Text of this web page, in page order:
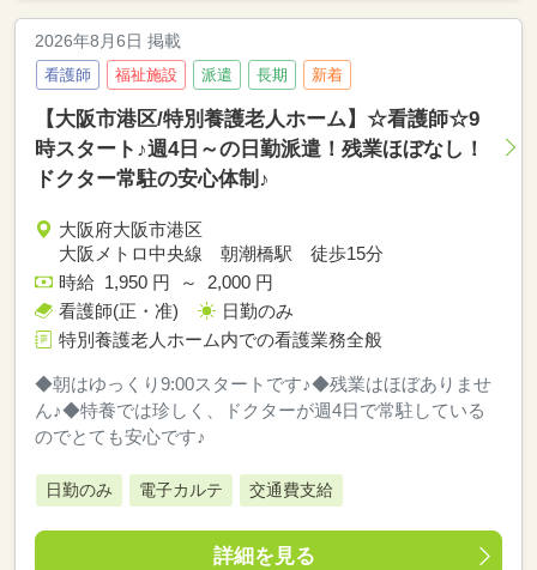
2026年8月6日 掲載
看護師 福祉施設 派遣 長期 新着
【大阪市港区/特別養護老人ホーム】☆看護師☆9
時スタート♪週4日～の日勤派遣！残業ほぼなし！
ドクター常駐の安心体制♪
大阪府大阪市港区
大阪メトロ中央線 朝潮橋駅 徒歩15分
時給 1,950 円 ～ 2,000 円
看護師(正・准)
日勤のみ
特別養護老人ホーム内での看護業務全般
◆朝はゆっくり9:00スタートです♪◆残業はほぼありませ
ん♪◆特養では珍しく、ドクターが週4日で常駐している
のでとても安心です♪
日勤のみ 電子カルテ 交通費支給
詳細を見る